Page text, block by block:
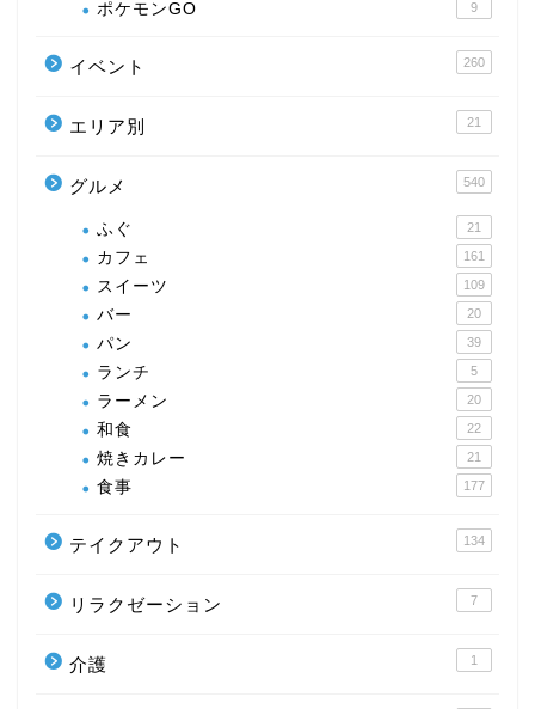
ポケモンGO 9
イベント 260
エリア別 21
グルメ 540
ふぐ 21
カフェ 161
スイーツ 109
バー 20
パン 39
ランチ 5
ラーメン 20
和食 22
焼きカレー 21
食事 177
テイクアウト 134
リラクゼーション 7
介護 1